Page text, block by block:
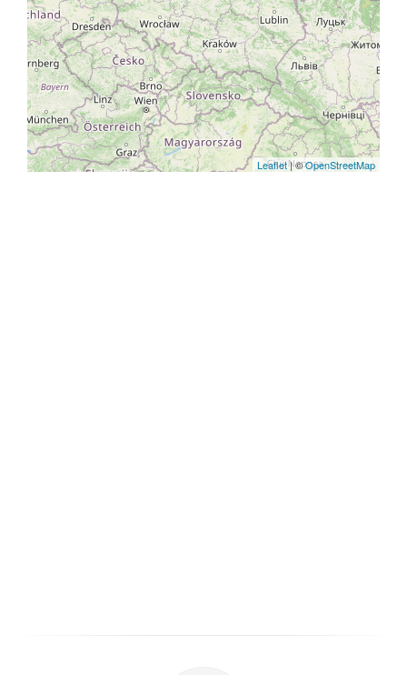
Leaflet| ©OpenStreetMap